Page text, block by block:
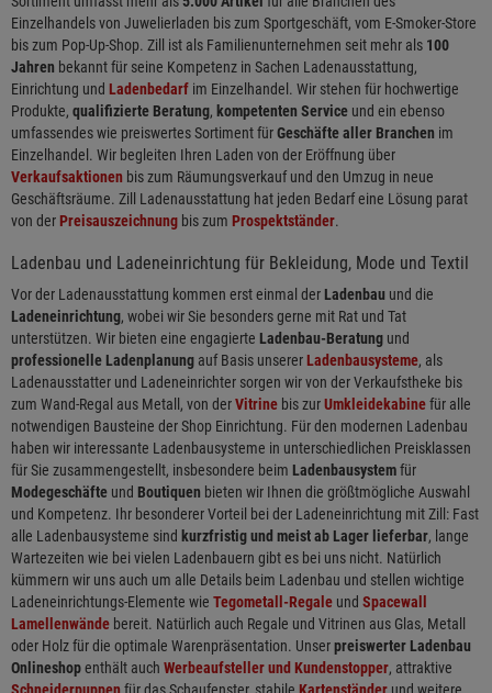
Einzelhandels von Juwelierladen bis zum Sportgeschäft, vom E-Smoker-Store
bis zum Pop-Up-Shop. Zill ist als Familienunternehmen seit mehr als 100
Jahren bekannt für seine Kompetenz in Sachen Ladenausstattung,
Einrichtung und Ladenbedarf im Einzelhandel. Wir stehen für hochwertige
Produkte, qualifizierte Beratung, kompetenten Service und ein ebenso
umfassendes wie preiswertes Sortiment fürGeschäfte aller Branchen im
Einzelhandel. Wir begleiten Ihren Laden von der Eröffnung über
Verkaufsaktionen bis zum Räumungsverkauf und den Umzug in neue
Geschäftsräume. Zill Ladenausstattung hat jeden Bedarf eine Lösung parat
von derPreisauszeichnung bis zum Prospektständer.
Ladenbau und Ladeneinrichtung für Bekleidung, Mode und Textil
Vor der Ladenausstattung kommen erst einmal der Ladenbau und die
Ladeneinrichtung, wobei wir Sie besonders gerne mit Rat und Tat
unterstützen. Wir bieten eine engagierte Ladenbau-Beratung und
professionelle Ladenplanung auf Basis unsererLadenbausysteme, als
Ladenausstatter und Ladeneinrichter sorgen wir von der Verkaufstheke bis
zum Wand-Regal aus Metall, von derVitrine bis zurUmkleidekabinefür alle
notwendigen Bausteine der Shop Einrichtung. Für den modernen Ladenbau
haben wir interessante Ladenbausysteme in unterschiedlichen Preisklassen
für Sie zusammengestellt, insbesondere beim Ladenbausystemfür
Modegeschäfte und Boutiquen bieten wir Ihnen die größtmögliche Auswahl
und Kompetenz. Ihr besonderer Vorteil bei der Ladeneinrichtung mit Zill: Fast
alle Ladenbausysteme sind kurzfristig und meist ab Lager lieferbar, lange
Wartezeiten wie bei vielen Ladenbauern gibt es bei uns nicht. Natürlich
kümmern wir uns auch um alle Details beim Ladenbau und stellen wichtige
Ladeneinrichtungs-Elemente wie Tegometall-Regale und Spacewall
Lamellenwände bereit. Natürlich auch Regale und Vitrinen aus Glas, Metall
oder Holz für die optimale Warenpräsentation. Unserpreiswerter Ladenbau
Onlineshopenthält auch Werbeaufsteller und Kundenstopper, attraktive